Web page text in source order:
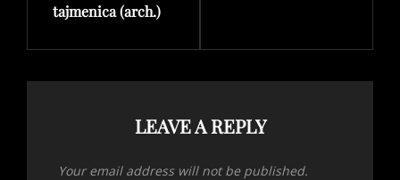
tajmenica (arch.)
LEAVE A REPLY
Your email address will not be published.